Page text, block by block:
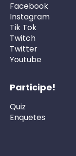
Facebook
Instagram
Tik Tok
Twitch
Twitter
Youtube
Participe!
Quiz
Enquetes